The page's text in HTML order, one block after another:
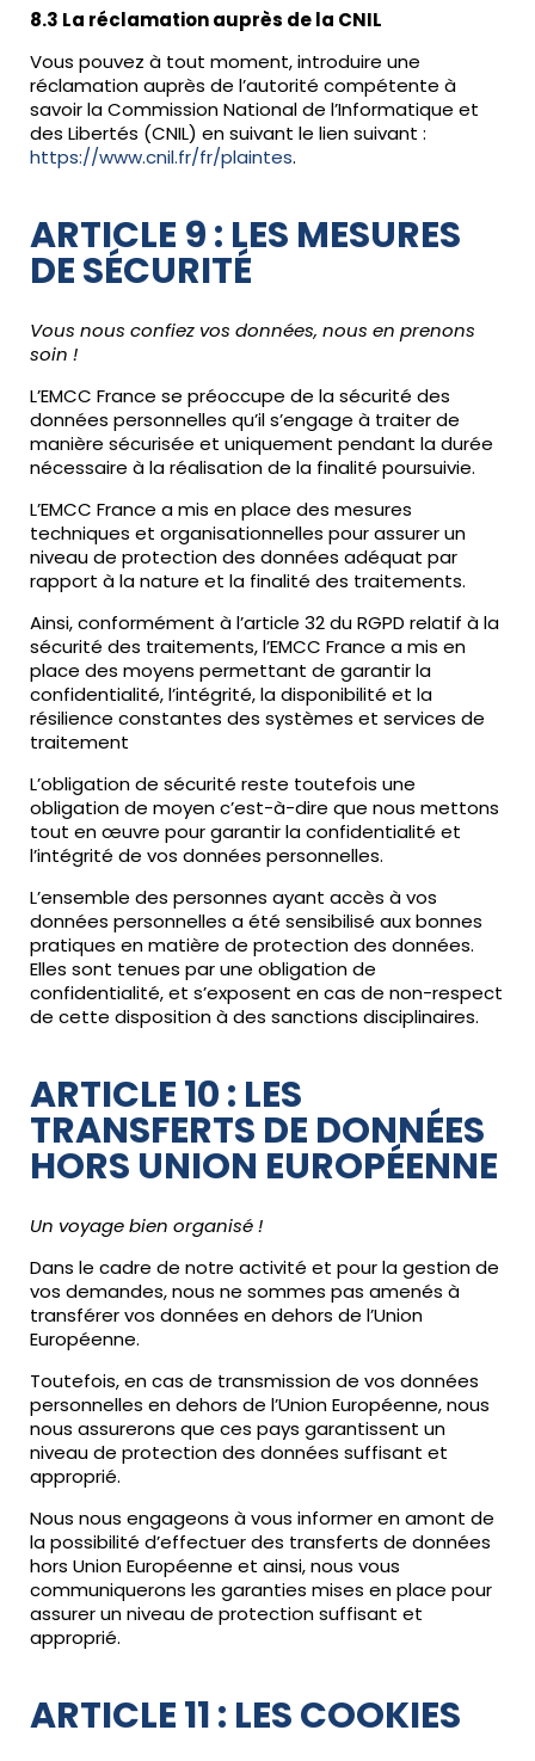
8.3 La réclamation auprès de la CNIL
Vous pouvez à tout moment, introduire une
réclamation auprès de l’autorité compétente à
savoir la Commission National de l’Informatique et
des Libertés (CNIL) en suivant le lien suivant :
https://www.cnil.fr/fr/plaintes.
ARTICLE 9 : LES MESURES
DE SÉCURITÉ
Vous nous confiez vos données, nous en prenons
soin !
L’EMCC France se préoccupe de la sécurité des
données personnelles qu’il s’engage à traiter de
manière sécurisée et uniquement pendant la durée
nécessaire à la réalisation de la finalité poursuivie.
L’EMCC France a mis en place des mesures
techniques et organisationnelles pour assurer un
niveau de protection des données adéquat par
rapport à la nature et la finalité des traitements.
Ainsi, conformément à l’article 32 du RGPD relatif à la
sécurité des traitements, l’EMCC France a mis en
place des moyens permettant de garantir la
confidentialité, l’intégrité, la disponibilité et la
résilience constantes des systèmes et services de
traitement
L’obligation de sécurité reste toutefois une
obligation de moyen c’est-à-dire que nous mettons
tout en œuvre pour garantir la confidentialité et
l’intégrité de vos données personnelles.
L’ensemble des personnes ayant accès à vos
données personnelles a été sensibilisé aux bonnes
pratiques en matière de protection des données.
Elles sont tenues par une obligation de
confidentialité, et s’exposent en cas de non-respect
de cette disposition à des sanctions disciplinaires.
ARTICLE 10 : LES
TRANSFERTS DE DONNÉES
HORS UNION EUROPÉENNE
Un voyage bien organisé !
Dans le cadre de notre activité et pour la gestion de
vos demandes, nous ne sommes pas amenés à
transférer vos données en dehors de l’Union
Européenne.
Toutefois, en cas de transmission de vos données
personnelles en dehors de l’Union Européenne, nous
nous assurerons que ces pays garantissent un
niveau de protection des données suffisant et
approprié.
Nous nous engageons à vous informer en amont de
la possibilité d’effectuer des transferts de données
hors Union Européenne et ainsi, nous vous
communiquerons les garanties mises en place pour
assurer un niveau de protection suffisant et
approprié.
ARTICLE 11 : LES COOKIES